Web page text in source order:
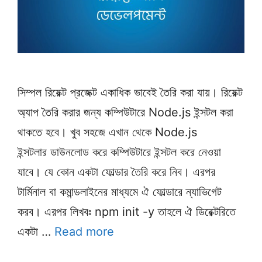
সিম্পল রিয়েক্ট প্রজেক্ট একাধিক ভাবেই তৈরি করা যায়। রিয়েক্ট
অ্যাপ তৈরি করার জন্য কম্পিউটারে Node.js ইন্সটল করা
থাকতে হবে। খুব সহজে এখান থেকে Node.js
ইন্সটলার ডাউনলোড করে কম্পিউটারে ইন্সটল করে নেওয়া
যাবে। যে কোন একটা ফোল্ডার তৈরি করে নিব। এরপর
টার্মিনাল বা কমান্ডলাইনের মাধ্যমে ঐ ফোল্ডারে ন্যাভিগেট
করব। এরপর লিখবঃ npm init -y তাহলে ঐ ডিরেক্টরিতে
একটা … Read more